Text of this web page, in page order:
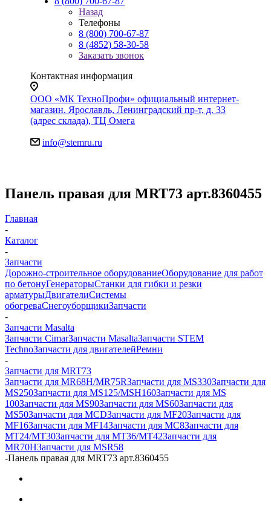
Назад
Телефоны
8 (800) 700-67-87
8 (4852) 58-30-58
Заказать звонок
Контактная информация
ООО «МК ТехноПрофи» официальный интернет-
магазин. Ярославль, Ленинградский пр-т, д. 33
(адрес склада), ТЦ Омега
info@stemru.ru
Панель правая для MRT73 арт.8360455
Главная
-
Каталог
-
Запчасти
Дорожно-строительное оборудованиеОборудование для работ
по бетонуГенераторыСтанки для гибки и резки
арматурыДвигателиСистемы
обогреваСнегоуборщикиЗапчасти
-
Запчасти Masalta
Запчасти CimarЗапчасти MasaltaЗапчасти STEM
TechnoЗапчасти для двигателейРемни
-
Запчасти для MRT73
Запчасти для MR68H/MR75RЗапчасти для MS330Запчасти для
MS250Запчасти для MS125/MSH160Запчасти для MS
100Запчасти для MS90Запчасти для MS60Запчасти для
MS50Запчасти для MCDЗапчасти для MF20Запчасти для
MF16Запчасти для MF14Запчасти для MC8Запчасти для
MT24/MT30Запчасти для MT36/MT42Запчасти для
MR70HЗапчасти для MSR58
-Панель правая для MRT73 арт.8360455